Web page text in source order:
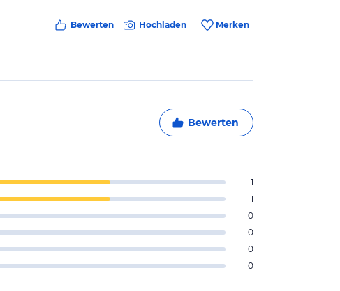
Bewerten Hochladen Merken
Bewerten
1
1
0
0
0
0